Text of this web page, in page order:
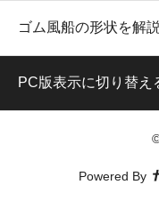
ゴム風船の形状を解説
PC版表示に切り替え
Powered By